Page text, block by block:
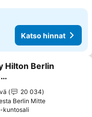
Katso hinnat
Hilton Berlin
20 034
Berlin Mitte
kuntosali